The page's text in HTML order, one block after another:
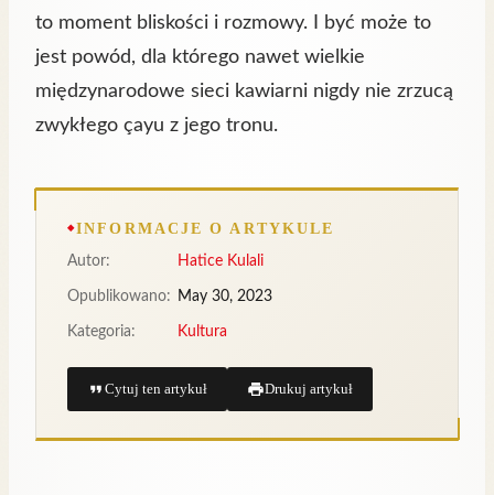
to moment bliskości i rozmowy. I być może to
jest powód, dla którego nawet wielkie
międzynarodowe sieci kawiarni nigdy nie zrzucą
zwykłego çayu z jego tronu.
INFORMACJE O ARTYKULE
Autor: Hatice Kulali
Opublikowano: May 30, 2023
Kategoria: Kultura
Cytuj ten artykuł Drukuj artykuł